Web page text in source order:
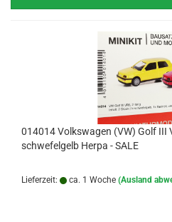
014014 Volkswagen (VW) Golf III
schwefelgelb Herpa - SALE
Lieferzeit: ca. 1 Woche (Ausland